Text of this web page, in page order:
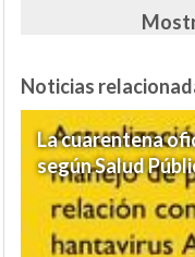
Noticias
La cuarentena
según Salud